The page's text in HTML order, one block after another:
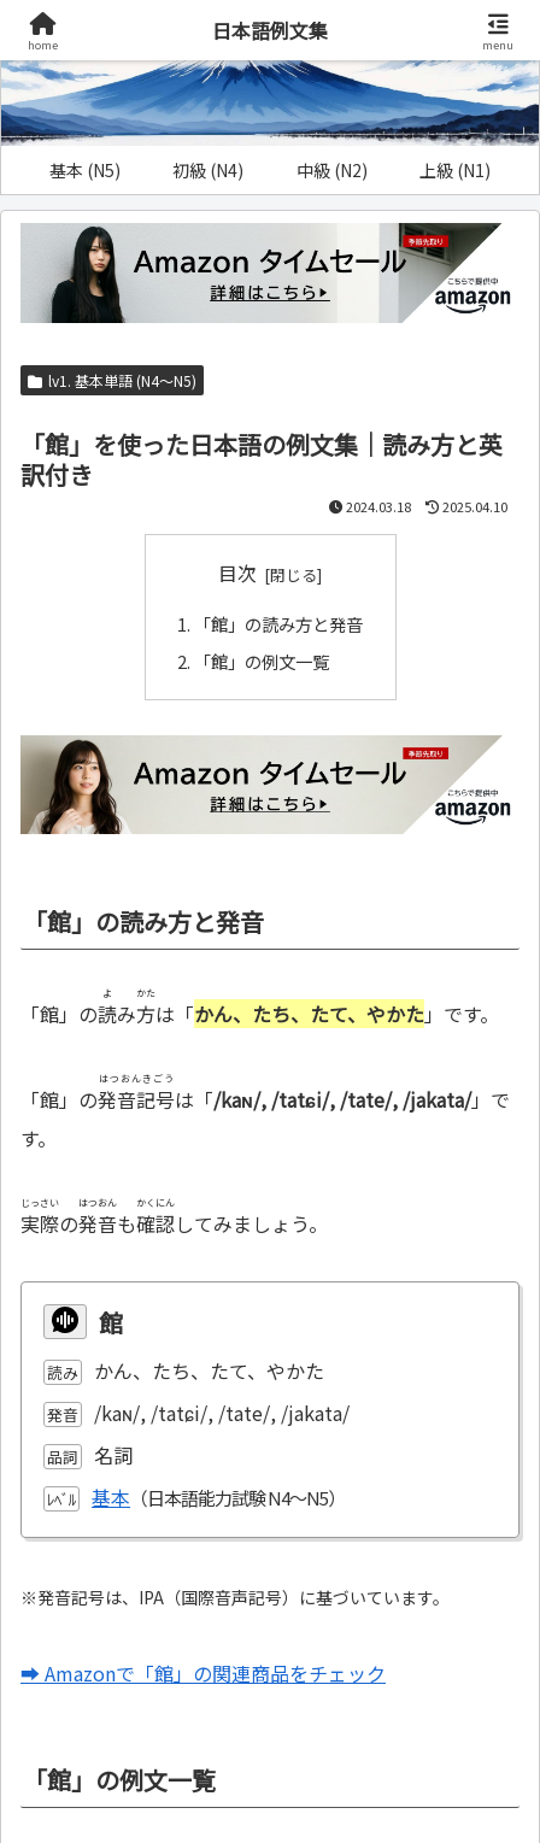
基本 (N5) 初級 (N4) 中級 (N2) 上級 (N1)
lv1. 基本単語 (N4～N5)
「館」を使った日本語の例文集｜読み方と英
訳付き
2024.03.18 2025.04.10
目次
「館」の読み方と発音
「館」の例文一覧
「館」の読み方と発音
「館」の読
よ
み方
かた
は「かん、たち、たて、やかた」です。
「館」の発音記号
はつおんきごう
は「/kaɴ/, /tatɕi/, /tate/, /jakata/」で
す。
実際
じっさい
の発音
はつおん
も確認
かくにん
してみましょう。
館
読み かん、たち、たて、やかた
発音 /kaɴ/, /tatɕi/, /tate/, /jakata/
品詞 名詞
ﾚﾍﾞﾙ 基本
※発音記号は、IPA（国際音声記号）に基づいています。
➡ Amazonで「館」の関連商品をチェック
「館」の例文一覧
home
日本語例文集
menu